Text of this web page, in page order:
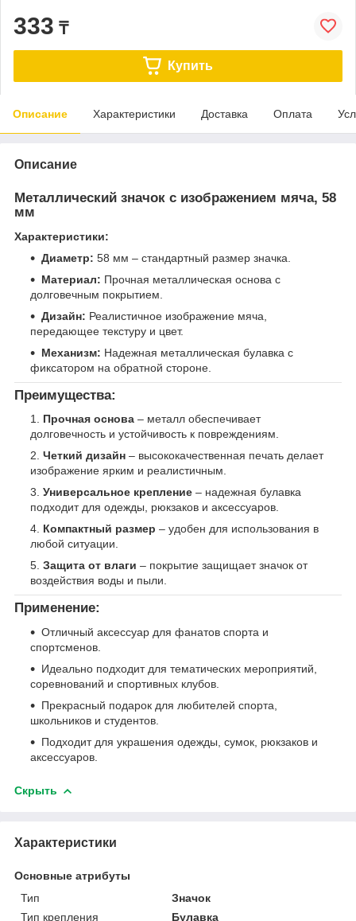
333 ₸
Купить
Описание Характеристики Доставка Оплата
Описание
Металлический значок с изображением мяча, 58
мм
Характеристики:
Диаметр: 58 мм – стандартный размер значка.
Материал: Прочная металлическая основа с
долговечным покрытием.
Дизайн: Реалистичное изображение мяча,
передающее текстуру и цвет.
Механизм: Надежная металлическая булавка с
фиксатором на обратной стороне.
Преимущества:
Прочная основа – металл обеспечивает
долговечность и устойчивость к повреждениям.
Четкий дизайн – высококачественная печать делает
изображение ярким и реалистичным.
Универсальное крепление – надежная булавка
подходит для одежды, рюкзаков и аксессуаров.
Компактный размер – удобен для использования в
любой ситуации.
Защита от влаги – покрытие защищает значок от
воздействия воды и пыли.
Применение:
Отличный аксессуар для фанатов спорта и
спортсменов.
Идеально подходит для тематических мероприятий,
соревнований и спортивных клубов.
Прекрасный подарок для любителей спорта,
школьников и студентов.
Подходит для украшения одежды, сумок, рюкзаков и
аксессуаров.
Скрыть
Характеристики
Основные атрибуты
Тип
Значок
Тип крепления
Булавка